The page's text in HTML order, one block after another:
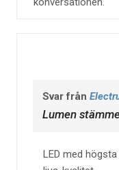
Svar från
Lumen
LED med